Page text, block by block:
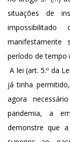
situações de
período de tempo
A lei (art. 5.º da
já tinha
agora
pandemia, a
demonstre que